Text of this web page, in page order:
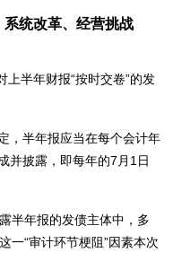
统改革、经营挑战
半年财报“按时交卷”的发
，半年报应当在每个会计年
并披露，即每年的7月1日
半年报的发债主体中，多
一“审计环节梗阻”因素本次